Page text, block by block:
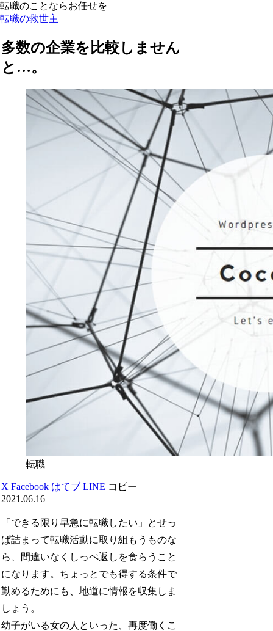
転職のことならお任せを
転職の救世主
多数の企業を比較しません
と…。
転職
X Facebook はてブ LINE コピー
2021.06.16
「できる限り早急に転職したい」とせっ
ぱ詰まって転職活動に取り組もうものな
ら、間違いなくしっぺ返しを食らうこと
になります。ちょっとでも得する条件で
勤めるためにも、地道に情報を収集しま
しょう。
幼子がいる女の人といった、再度働くこ